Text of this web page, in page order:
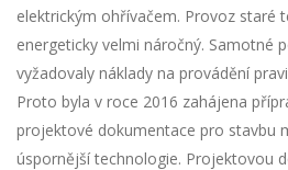
elektrickým ohřívačem. Provoz staré
energeticky velmi náročný. Samotné
vyžadovaly náklady na provádění
Proto byla v roce 2016 zahájena
projektové dokumentace pro stavbu
úspornější technologie. Projektovou